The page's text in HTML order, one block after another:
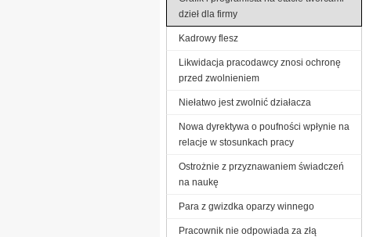
dzieł dla firmy
Kadrowy flesz
Likwidacja pracodawcy znosi ochronę
przed zwolnieniem
Niełatwo jest zwolnić działacza
Nowa dyrektywa o poufności wpłynie na
relacje w stosunkach pracy
Ostrożnie z przyznawaniem świadczeń
na naukę
Para z gwizdka oparzy winnego
Pracownik nie odpowiada za złą